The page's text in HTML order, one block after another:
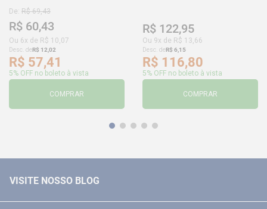
De: R$ 69,43
R$ 60,43
Ou 6x de R$ 10,07
Desc. deR$ 12,02
R$ 57,41
5% OFF no boleto à vista
COMPRAR
R$ 122,95
Ou 9x de R$ 13,66
Desc. deR$ 6,15
R$ 116,80
5% OFF no boleto à vista
COMPRAR
VISITE NOSSO BLOG